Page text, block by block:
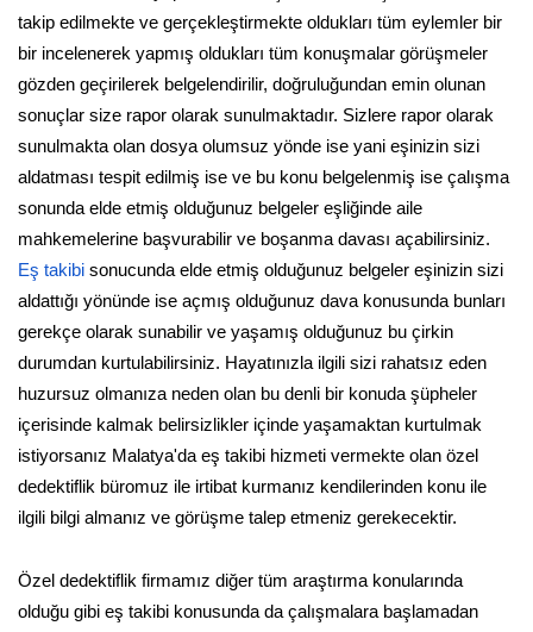
takip edilmekte ve gerçekleştirmekte oldukları tüm eylemler bir
bir incelenerek yapmış oldukları tüm konuşmalar görüşmeler
gözden geçirilerek belgelendirilir, doğruluğundan emin olunan
sonuçlar size rapor olarak sunulmaktadır. Sizlere rapor olarak
sunulmakta olan dosya olumsuz yönde ise yani eşinizin sizi
aldatması tespit edilmiş ise ve bu konu belgelenmiş ise çalışma
sonunda elde etmiş olduğunuz belgeler eşliğinde aile
mahkemelerine başvurabilir ve boşanma davası açabilirsiniz.
Eş takibi sonucunda elde etmiş olduğunuz belgeler eşinizin sizi
aldattığı yönünde ise açmış olduğunuz dava konusunda bunları
gerekçe olarak sunabilir ve yaşamış olduğunuz bu çirkin
durumdan kurtulabilirsiniz. Hayatınızla ilgili sizi rahatsız eden
huzursuz olmanıza neden olan bu denli bir konuda şüpheler
içerisinde kalmak belirsizlikler içinde yaşamaktan kurtulmak
istiyorsanız Malatya'da eş takibi hizmeti vermekte olan özel
dedektiflik büromuz ile irtibat kurmanız kendilerinden konu ile
ilgili bilgi almanız ve görüşme talep etmeniz gerekecektir.
Özel dedektiflik firmamız diğer tüm araştırma konularında
olduğu gibi eş takibi konusunda da çalışmalara başlamadan